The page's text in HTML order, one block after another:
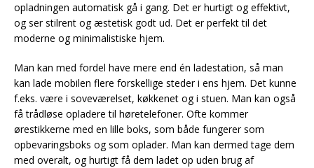
opladningen automatisk gå i gang. Det er hurtigt og effektivt,
og ser stilrent og æstetisk godt ud. Det er perfekt til det
moderne og minimalistiske hjem.
Man kan med fordel have mere end én ladestation, så man
kan lade mobilen flere forskellige steder i ens hjem. Det kunne
f.eks. være i soveværelset, køkkenet og i stuen. Man kan også
få trådløse opladere til høretelefoner. Ofte kommer
ørestikkerne med en lille boks, som både fungerer som
opbevaringsboks og som oplader. Man kan dermed tage dem
med overalt, og hurtigt få dem ladet op uden brug af